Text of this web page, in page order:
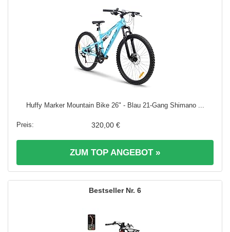
Huffy Marker Mountain Bike 26" - Blau 21-Gang Shimano ...
320,00 €
ZUM TOP ANGEBOT »
6